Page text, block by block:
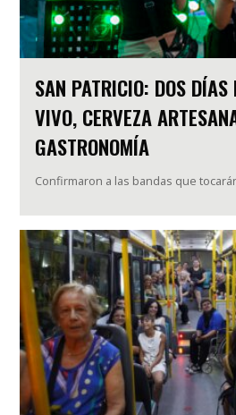
SAN PATRICIO: DOS DÍAS
VIVO, CERVEZA
GASTRONOMÍA
Confirmaron a las bandas que